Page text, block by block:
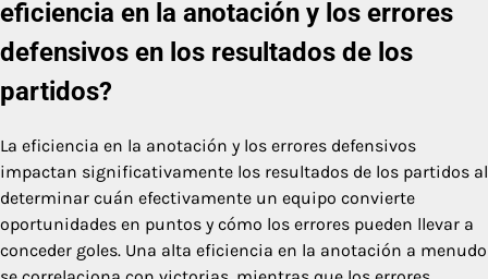
eficiencia en la anotación y los errores
defensivos en los resultados de los
partidos?
La eficiencia en la anotación y los errores defensivos
impactan significativamente los resultados de los partidos al
determinar cuán efectivamente un equipo convierte
oportunidades en puntos y cómo los errores pueden llevar a
conceder goles. Una alta eficiencia en la anotación a menudo